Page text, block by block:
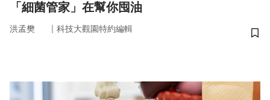
「細菌管家」在幫你囤油
洪孟樊 ｜ 科技大觀園特約編輯
儲